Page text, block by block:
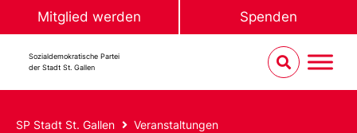
Mitglied werden Spenden
Sozialdemokratische Partei
der Stadt St. Gallen
SP Stadt St. Gallen Veranstaltungen